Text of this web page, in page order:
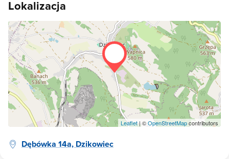
czas. Renia i Przemek
Lokalizacja
Leaflet| ©OpenStreetMapcontributors
Dębówka 14a, Dzikowiec